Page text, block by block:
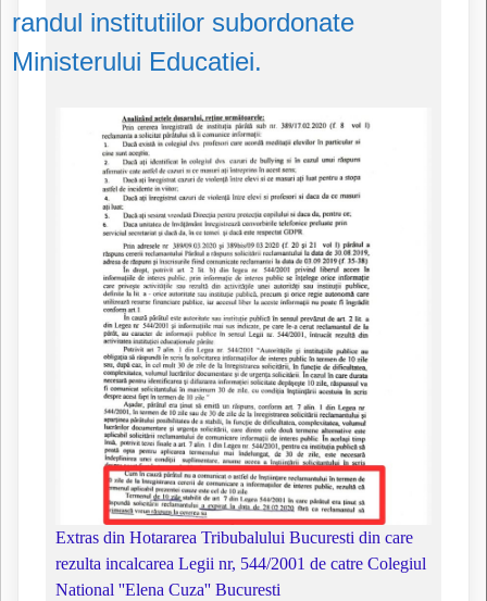
randul institutiilor subordonate
Ministerului Educatiei.
Extras din Hotararea Tribubalului Bucuresti din care
rezulta incalcarea Legii nr, 544/2001 de catre Colegiul
National ''Elena Cuza'' Bucuresti